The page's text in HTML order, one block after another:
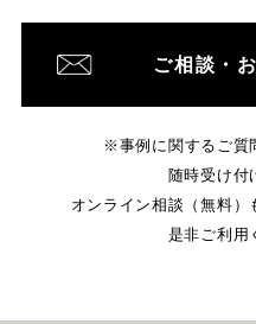
ご相談・
※事例に関するご質
随時受け付
オンライン相談（無料）
是非ご利用